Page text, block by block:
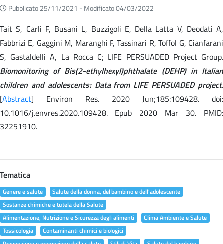
Pubblicato 25/11/2021 - Modificato 04/03/2022
Tait S, Carli F, Busani L, Buzzigoli E, Della Latta V, Deodati A,
Fabbrizi E, Gaggini M, Maranghi F, Tassinari R, Toffol G, Cianfarani
S, Gastaldelli A, La Rocca C; LIFE PERSUADED Project Group.
Biomonitoring of Bis(2-ethylhexyl)phthalate (DEHP) in Italian
children and adolescents: Data from LIFE PERSUADED project.
[Abstract] Environ Res. 2020 Jun;185:109428. doi:
10.1016/j.envres.2020.109428. Epub 2020 Mar 30. PMID:
32251910.
Tematica
Genere e salute
Salute della donna, del bambino e dell'adolescente
Sostanze chimiche e tutela della Salute
Alimentazione, Nutrizione e Sicurezza degli alimenti
Clima Ambiente e Salute
Tossicologia
Contaminanti chimici e biologici